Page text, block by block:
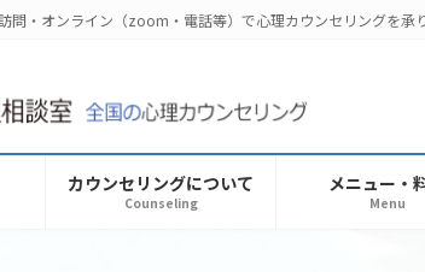
問・オンライン（zoom・電話等）で心理カウンセリングを承
カウンセリングについて
Counseling
メニュー・
Menu